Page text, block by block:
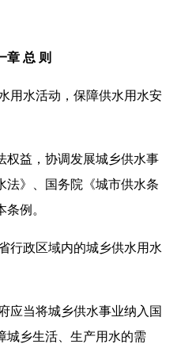
章 总 则
用水活动，保障供水用水安
权益，协调发展城乡供水事
法》、国务院《城市供水条
例。
行政区域内的城乡供水用水
应当将城乡供水事业纳入国
城乡生活、生产用水的需